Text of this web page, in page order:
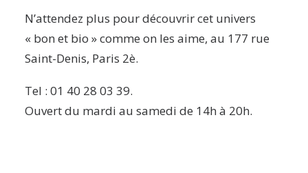
N’attendez plus pour découvrir cet univers
« bon et bio » comme on les aime, au 177 rue
Saint-Denis, Paris 2è.
Tel : 01 40 28 03 39.
Ouvert du mardi au samedi de 14h à 20h.